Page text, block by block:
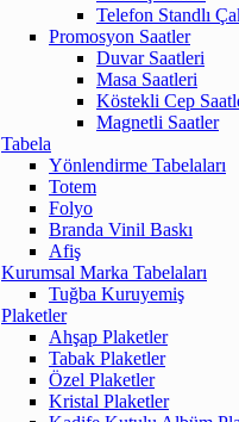
Telefon Standlı
Promosyon Saatler
Duvar Saatleri
Masa Saatleri
Köstekli Cep
Magnetli Saatler
Tabela
Yönlendirme Tabelaları
Totem
Folyo
Branda Vinil Baskı
Afiş
Kurumsal Marka Tabelaları
Tuğba Kuruyemiş
Plaketler
Ahşap Plaketler
Tabak Plaketler
Özel Plaketler
Kristal Plaketler